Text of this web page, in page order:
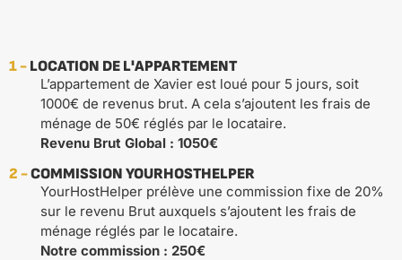
1 - LOCATION DE L'APPARTEMENT
L’appartement de Xavier est loué pour 5 jours, soit
1000€ de revenus brut. A cela s’ajoutent les frais de
ménage de 50€ réglés par le locataire.
Revenu Brut Global : 1050€
2 -COMMISSION YOURHOSTHELPER
YourHostHelper prélève une commission fixe de 20%
sur le revenu Brut auxquels s’ajoutent les frais de
ménage réglés par le locataire.
Notre commission : 250€